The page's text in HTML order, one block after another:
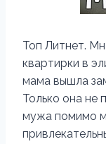
Топ Литнет.
квартирки в
мама вышла
Только она не
мужа помимо